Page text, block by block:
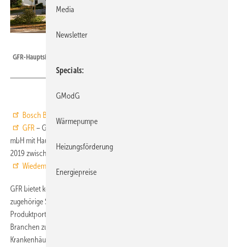
GFR-Hauptsitz in Verl.
Bosch Building Technologies
GFR – Gesellschaft für Regelungstechnik und Energieeinsparung
mbH mit Hauptsitz in Verl. Entsprechende Verträge wurden am 17. Juli
2019 zwischen Bosch und dem derzeitigen Eigentümer, der
Wiedemann Gruppe
GFR bietet komplette Gebäudeautomationslösungen sowie
zugehörige Services mit einem umfassenden Hard- und Software-
Produktportfolio. Die Lösungen des Unternehmens kommen in vielen
Branchen zum Einsatz, darunter beispielsweise Einkaufszentren und
Krankenhäuser. Auch im Bereich Entertainment wird die
Media
Newsletter
Specials
GModG
Wärmepumpe
Heizungsförderung
Energiepreise